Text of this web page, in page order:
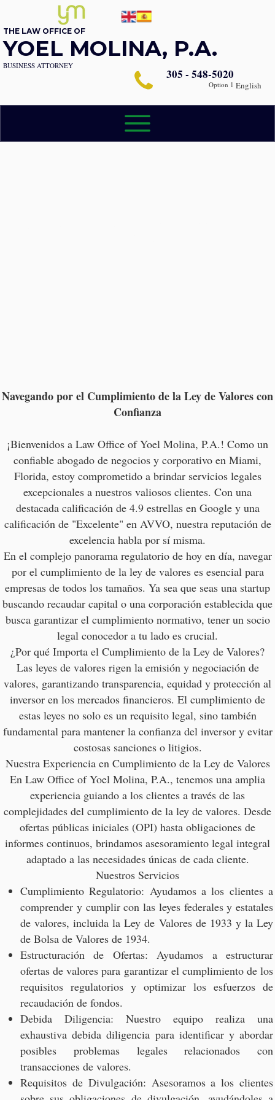
Navegando por el Cumplimiento de la Ley de Valores con
Confianza
¡Bienvenidos a Law Office of Yoel Molina, P.A.! Como un
confiable abogado de negocios y corporativo en Miami,
Florida, estoy comprometido a brindar servicios legales
excepcionales a nuestros valiosos clientes. Con una
destacada calificación de 4.9 estrellas en Google y una
calificación de "Excelente" en AVVO, nuestra reputación de
excelencia habla por sí misma.
En el complejo panorama regulatorio de hoy en día, navegar
por el cumplimiento de la ley de valores es esencial para
empresas de todos los tamaños. Ya sea que seas una startup
buscando recaudar capital o una corporación establecida que
busca garantizar el cumplimiento normativo, tener un socio
legal conocedor a tu lado es crucial.
¿Por qué Importa el Cumplimiento de la Ley de Valores?
Las leyes de valores rigen la emisión y negociación de
valores, garantizando transparencia, equidad y protección al
inversor en los mercados financieros. El cumplimiento de
estas leyes no solo es un requisito legal, sino también
fundamental para mantener la confianza del inversor y evitar
costosas sanciones o litigios.
Nuestra Experiencia en Cumplimiento de la Ley de Valores
En Law Office of Yoel Molina, P.A., tenemos una amplia
experiencia guiando a los clientes a través de las
complejidades del cumplimiento de la ley de valores. Desde
ofertas públicas iniciales (OPI) hasta obligaciones de
informes continuos, brindamos asesoramiento legal integral
adaptado a las necesidades únicas de cada cliente.
Nuestros Servicios
Cumplimiento Regulatorio: Ayudamos a los clientes a
comprender y cumplir con las leyes federales y estatales
de valores, incluida la Ley de Valores de 1933 y la Ley
de Bolsa de Valores de 1934.
Estructuración de Ofertas: Ayudamos a estructurar
ofertas de valores para garantizar el cumplimiento de los
requisitos regulatorios y optimizar los esfuerzos de
recaudación de fondos.
Debida Diligencia: Nuestro equipo realiza una
exhaustiva debida diligencia para identificar y abordar
posibles problemas legales relacionados con
transacciones de valores.
Requisitos de Divulgación: Asesoramos a los clientes
305 - 548-5020
Option 1
THE LAW OFFICE OF
YOEL MOLINA, P.A.
BUSINESS ATTORNEY
English